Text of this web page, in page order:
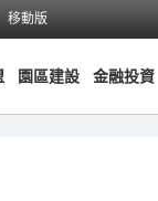
移動版
園區建設 金融投資